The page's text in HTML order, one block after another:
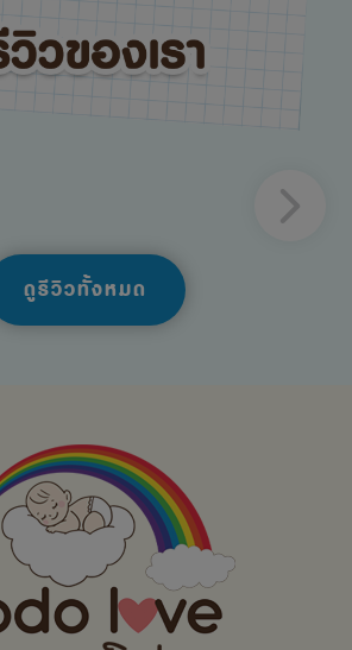
ดูรีวิวทั้งหมด